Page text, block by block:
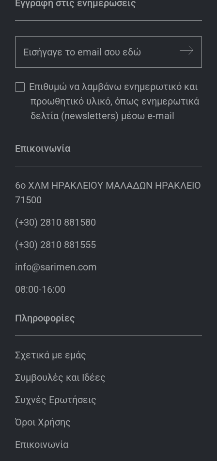
Εγγραφή στις ενημερώσεις
Επιθυμώ να λαμβάνω ενημερωτικό και
προωθητικό υλικό, όπως ενημερωτικά
δελτία (newsletters) μέσω e-mail
Επικοινωνία
6o ΧΛΜ ΗΡΑΚΛΕΙΟΥ ΜΑΛΑΔΩΝ ΗΡΑΚΛΕΙΟ
71500
(+30) 2810 881580
(+30) 2810 881555
info@sarimen.com
08:00-16:00
Πληροφορίες
Σχετικά με εμάς
Συμβουλές και Ιδέες
Συχνές Ερωτήσεις
Όροι Χρήσης
Επικοινωνία